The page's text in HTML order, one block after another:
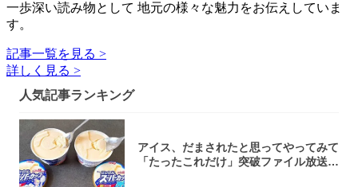
一歩深い読み物として 地元の様々な魅力をお伝えしていま
す。
記事一覧を見る >
詳しく見る >
人気記事ランキング
アイス、だまされたと思ってやってみて
「たったこれだけ」突破ファイル放送で